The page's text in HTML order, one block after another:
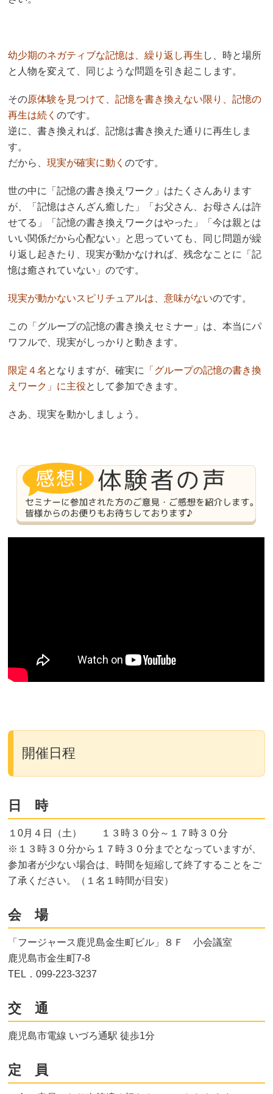
幼少期のネガティブな記憶は、繰り返し再生 し、時と場所
と人物を変えて、同じような問題を引き起こします。
その原体験を見つけて、記憶を書き換えない限り、記憶の
再生は続くのです。
逆に、書き換えれば、記憶は書き換えた通りに再生しま
す。
だから、現実が確実に動くのです。
世の中に「記憶の書き換えワーク」はたくさんあります
が、「記憶はさんざん癒した」「お父さん、お母さんは許
せてる」「記憶の書き換えワークはやった」「今は親とは
いい関係だから心配ない」と思っていても、同じ問題が繰
り返し起きたり、現実が動かなければ、残念なことに「記
憶は癒されていない」のです。
現実が動かないスピリチュアルは、意味がないのです。
この「グループの記憶の書き換えセミナー」は、本当にパ
ワフルで、現実がしっかりと動きます。
限定４名 となりますが、確実に
「グループの記憶の書き換
えワーク」に主役として参加できます。
さあ、現実を動かしましょう。
開催日程
日 時
１0月４日（土） １３時３０分～１７時３０分
※１３時３０分から１７時３０分までとなっていますが、
参加者が少ない場合は、時間を短縮して終了することをご
了承ください。（１名１時間が目安）
会 場
「フージャース鹿児島金生町ビル」８Ｆ 小会議室
鹿児島市金生町7-8
TEL．099-223-3237
交 通
鹿児島市電線 いづろ通駅 徒歩1分
定 員